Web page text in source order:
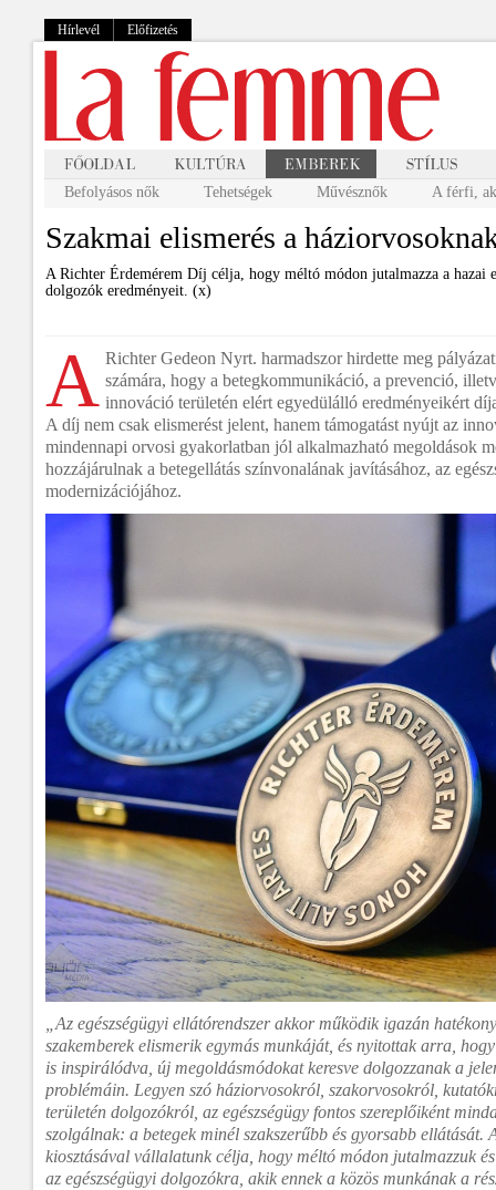
Hírlevél Előfizetés
Befolyásos nők Tehetségek Művésznők A férfi,
Szakmai elismerés a
A Richter Érdemérem Díj célja, hogy méltó módon jutalmazza a hazai
dolgozók eredményeit. (x)
A Richter Gedeon Nyrt. harmadszor hirdette meg
számára, hogy a betegkommunikáció, a prevenció,
innováció területén elért egyedülálló eredményeikért
A díj nem csak elismerést jelent, hanem támogatást nyújt az
mindennapi orvosi gyakorlatban jól alkalmazható megoldások
hozzájárulnak a betegellátás színvonalának javításához, az
modernizációjához.
„Az egészségügyi ellátórendszer akkor működik igazán
szakemberek elismerik egymás munkáját, és nyitottak arra,
is inspirálódva, új megoldásmódokat keresve dolgozzanak a
problémáin. Legyen szó háziorvosokról, szakorvosokról,
területén dolgozókról, az egészségügy fontos szereplőiként
szolgálnak: a betegek minél szakszerűbb és gyorsabb
kiosztásával vállalatunk célja, hogy méltó módon jutalmazzuk
az egészségügyi dolgozókra, akik ennek a közös munkának a